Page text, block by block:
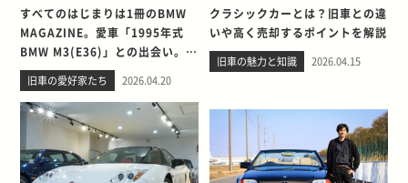
すべてのはじまりは1冊のBMW
MAGAZINE。愛車「1995年式
BMW M3(E36)」との出会い。そ
して別れを考える
旧車の愛好家たち 2026.04.20
クラシックカーとは？旧車との違
いや高く売却するポイントを解説
旧車の魅力と知識 2026.04.15